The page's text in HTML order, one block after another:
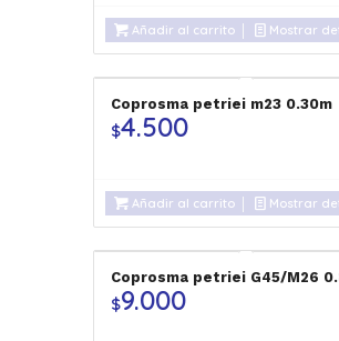
Añadir al carrito Mostrar
Coprosma petriei m23 0.30m
$4.500
Añadir al carrito Mostrar
Coprosma petriei G45/M26
$9.000